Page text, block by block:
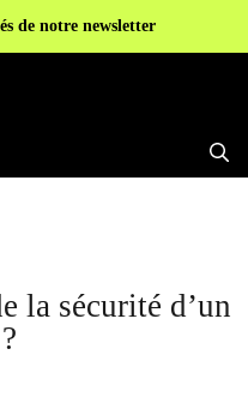
de notre newsletter
la sécurité d’un